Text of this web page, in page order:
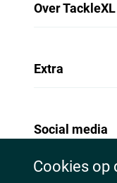
Over TackleXL
Extra
Social media
Cookies op